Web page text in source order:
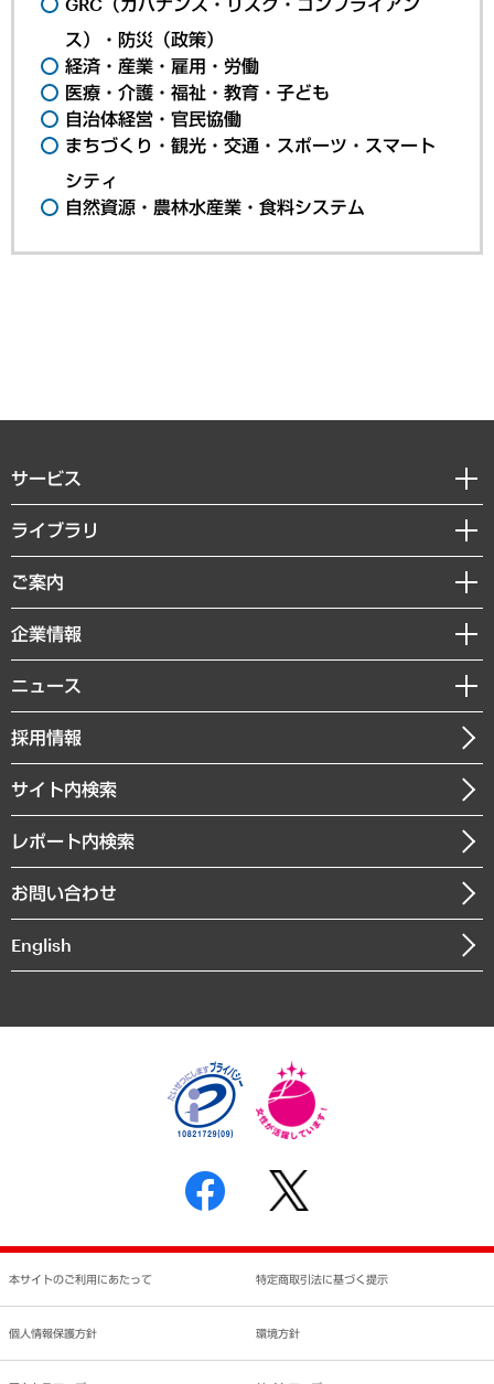
ス）・防災（政策）
経済・産業・雇用・労働
医療・介護・福祉・教育・子ども
自治体経営・官民協働
まちづくり・観光・交通・スポーツ・スマート
シティ
自然資源・農林水産業・食料システム
サービス
経営戦略
組織・人事戦略
デジタルイノベーション
共生・ダイバーシティ
GRC（ガバナンス・リスク・コンプライアンス）・防災（政策）
経済・産業・雇用・労働
まちづくり・観光・交通・スポーツ・スマートシティ
自然資源・農林水産業・食料システム
ライブラリ
経済調査
レポート
コラム
経営用語集
受託・受注実績（官公庁関連）
メディア掲載・出演
ご案内
セミナー・イベント情報
MUFGビジネスセミナー
受託案件情報
企業情報
私たちの想い
社長メッセージ
会社概要
沿革
組織図・本部部室紹介
インドネシア現地法人
個人情報保護方針
反社会的勢力に対する基本方針
書面による個人情報の開示等の請求の手続きについて
ニュース
ニュースリリース
お知らせ
採用情報
サイト内検索
レポート内検索
お問い合わせ
English
本サイトのご利用にあたって 特定商取引法に基づく提示
個人情報保護方針 環境方針